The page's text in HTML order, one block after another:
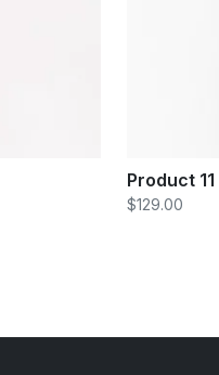
Product 11
$129.00